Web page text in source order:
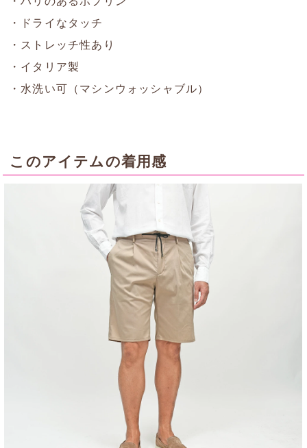
・ドライなタッチ
・ストレッチ性あり
・イタリア製
・水洗い可（マシンウォッシャブル）
このアイテムの着用感